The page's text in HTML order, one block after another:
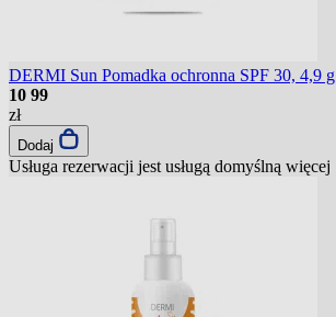
DERMI Sun Pomadka ochronna SPF 30, 4,9 g
10 99
zł
Dodaj
Usługa rezerwacji jest usługą domyślną więcej